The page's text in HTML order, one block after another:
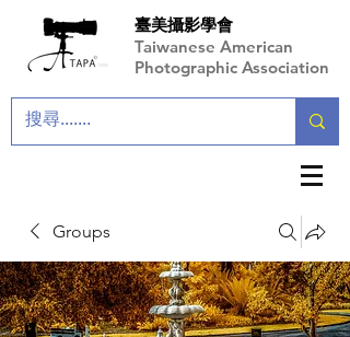
臺美攝影學會
Taiwanese American
Photographic Association
Groups